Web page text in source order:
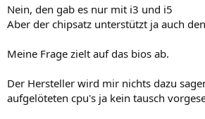
Nein, den gab es nur mit i3 und i5
Aber der chipsatz unterstützt ja auch
Meine Frage zielt auf das bios ab.
Der Hersteller wird mir nichts dazu
aufgelöteten cpu's ja kein tausch